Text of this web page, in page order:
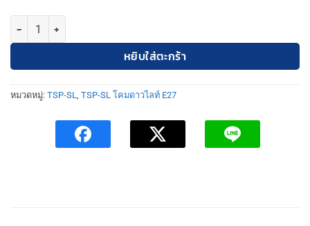
จำนวน TSP-SL-6-SB-G-620 โคมดาวไลท์ ฝังฝ้า กลม 14.8cm. ขอบดำ
หยิบใส่ตะกร้า
หมวดหมู่: TSP-SL, TSP-SL โคมดาวไลท์ E27